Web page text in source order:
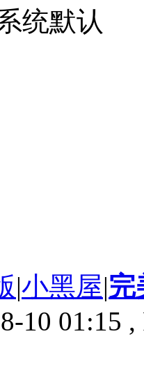
统默认
|小黑屋|完
10 01:15 ,